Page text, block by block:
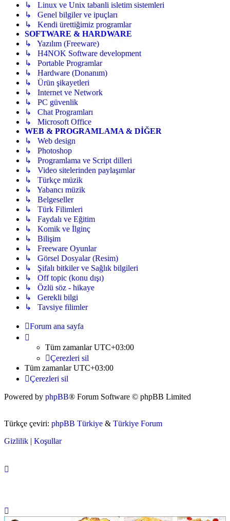
↳ Linux ve Unix tabanli isletim sistemleri
↳ Genel bilgiler ve ipuçları
↳ Kendi ürettiğimiz programlar
SOFTWARE & HARDWARE
↳ Yazılım (Freeware)
↳ H4NOK Software development
↳ Portable Programlar
↳ Hardware (Donanım)
↳ Ürün şikayetleri
↳ Internet ve Network
↳ PC güvenlik
↳ Chat Programları
↳ Microsoft Office
WEB & PROGRAMLAMA & DİĞER
↳ Web design
↳ Photoshop
↳ Programlama ve Script dilleri
↳ Video sitelerinden paylaşımlar
↳ Türkçe müzik
↳ Yabancı müzik
↳ Belgeseller
↳ Türk Filimleri
↳ Faydalı ve Eğitim
↳ Komik ve İlginç
↳ Bilişim
↳ Freeware Oyunlar
↳ Görsel Dosyalar (Resim)
↳ Şifalı bitkiler ve Sağlık bilgileri
↳ Off topic (konu dışı)
↳ Özlü söz - hikaye
↳ Gerekli bilgi
↳ Tavsiye filimler
Forum ana sayfa
Tüm zamanlarUTC+03:00
Çerezleri sil
Tüm zamanlarUTC+03:00
Çerezleri sil
Powered by phpBB® Forum Software © phpBB Limited
Türkçe çeviri: phpBB Türkiye & Türkiye Forum
Gizlilik | Koşullar